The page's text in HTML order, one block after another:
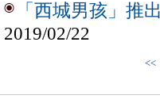
「西城男孩」推
2019/02/22
<<